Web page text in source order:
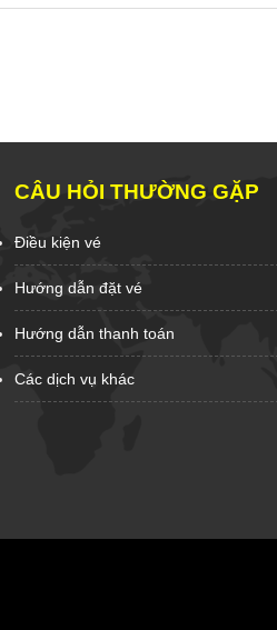
CÂU HỎI THƯỜNG GẶP
Điều kiện vé
Hướng dẫn đặt vé
Hướng dẫn thanh toán
Các dịch vụ khác